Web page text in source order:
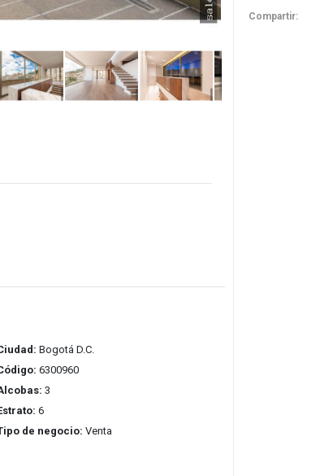
Bogotá D.C.
6300960
3
6
de negocio: Venta
Compartir: